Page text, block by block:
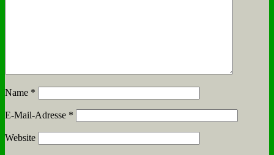
Name *
E-Mail-Adresse *
Website